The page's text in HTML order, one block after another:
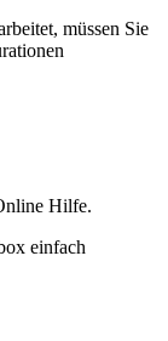
müssen Sie
Hilfe.
einfach